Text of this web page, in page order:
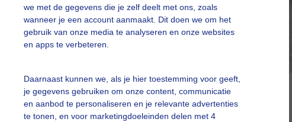
we met de gegevens die je zelf deelt met ons, zoals
wanneer je een account aanmaakt. Dit doen we om het
gebruik van onze media te analyseren en onze websites
en apps te verbeteren.
Daarnaast kunnen we, als je hier toestemming voor geeft,
je gegevens gebruiken om onze content, communicatie
en aanbod te personaliseren en je relevante advertenties
te tonen, en voor marketingdoeleinden delen met 4
Diana Huntjens Gemaakt: 13-06-2025, 141x bekeken